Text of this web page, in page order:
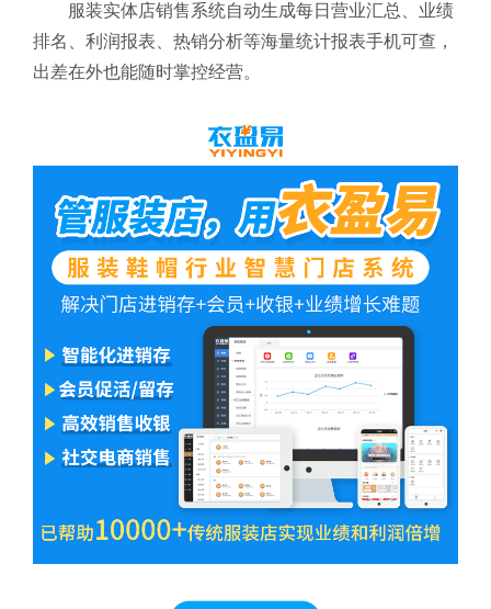
服装实体店销售系统自动生成每日营业汇总、业绩
排名、利润报表、热销分析等海量统计报表手机可查，
出差在外也能随时掌控经营。